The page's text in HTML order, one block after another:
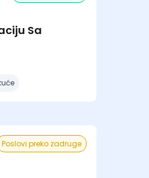
Sa
Poslovi preko zadruge